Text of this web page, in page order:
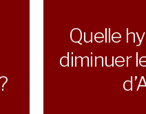
Quelle
diminuer